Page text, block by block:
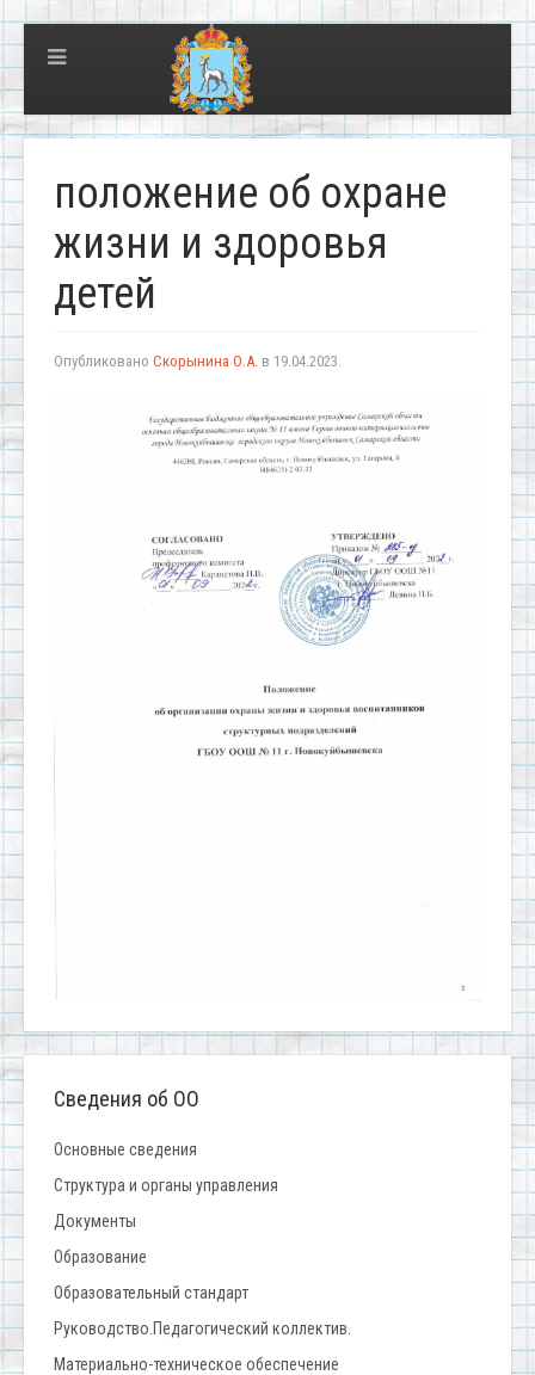
положение об охране
жизни и здоровья
детей
Опубликовано Скорынина О.А. в 19.04.2023.
Сведения об ОО
Основные сведения
Структура и органы управления
Документы
Образование
Образовательный стандарт
Руководство.Педагогический коллектив.
Материально-техническое обеспечение